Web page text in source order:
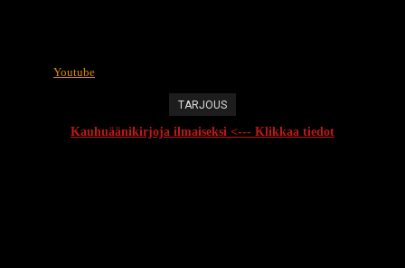
Youtube
TARJOUS
Kauhuäänikirjoja ilmaiseksi <--- Klikkaa tiedot